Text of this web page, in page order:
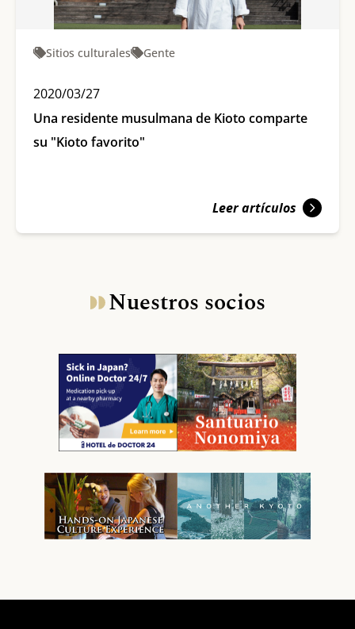
Sitios culturales Gente
2020/03/27
Una residente musulmana de Kioto comparte
su "Kioto favorito"
Leer artículos
Nuestros socios